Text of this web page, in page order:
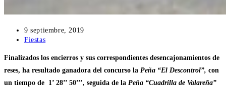
Publicación
de
entrada:
9 septiembre, 2019
Categoría
la
entrada:
Fiestas
Finalizados los encierros y sus correspondientes desencajonamientos de
reses, ha resultado ganadora del concurso la Peña “El Descontrol”, con
un tiempo de 1’ 28’’ 50’’’, seguida de la Peña “Cuadrilla de Valareña”